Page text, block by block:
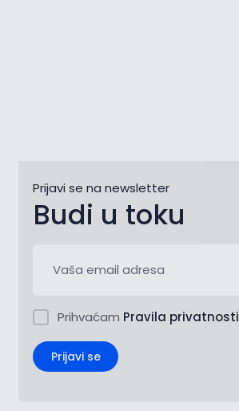
Prijavi se na newsletter
Budi u toku
Prihvaćam Pravila privatnosti
Prijavi se